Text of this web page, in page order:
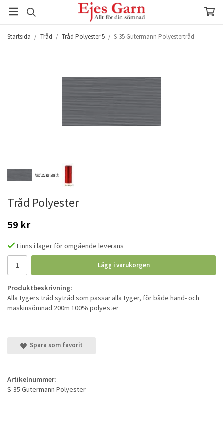
Startsida / Tråd / Tråd Polyester 5 / S-35 Gutermann Polyestertråd
Tråd Polyester
59 kr
Finns i lager för omgående leverans
Lägg i varukorgen
Produktbeskrivning:
Alla tygers tråd sytråd som passar alla tyger, för både hand- och
maskinsömnad 200m 100% polyester
Spara som favorit
Artikelnummer:
S-35 Gutermann Polyester